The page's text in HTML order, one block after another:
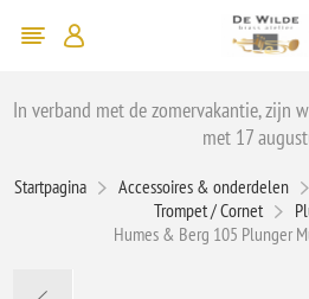
In verband met de zomervakantie, zijn
met 17
Startpagina Accessoires & onderdelen
Trompet / Cornet
Humes & Berg 105 Plunger